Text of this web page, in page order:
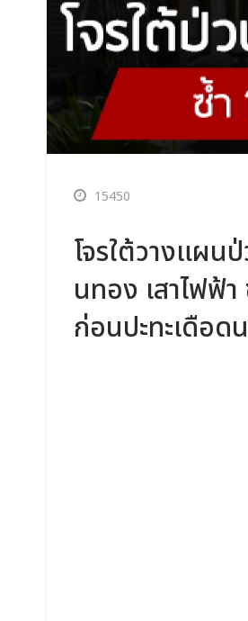
15450
โจรใต้วางแผน
นทอง เสาไฟฟ้
ก่อนปะทะเดือด